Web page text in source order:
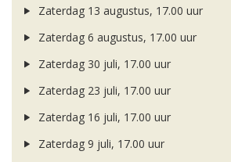
Zaterdag 13 augustus, 17.00 uur
Zaterdag 6 augustus, 17.00 uur
Zaterdag 30 juli, 17.00 uur
Zaterdag 23 juli, 17.00 uur
Zaterdag 16 juli, 17.00 uur
Zaterdag 9 juli, 17.00 uur